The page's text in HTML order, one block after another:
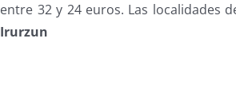
entre 32 y 24 euros. Las localidades
Irurzun